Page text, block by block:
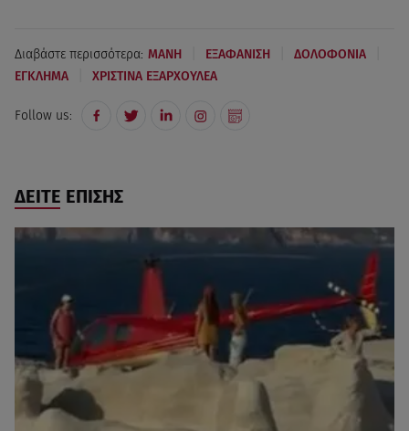
Διαβάστε περισσότερα: ΜΑΝΗ ΕΞΑΦΑΝΙΣΗ ΔΟΛΟΦΟΝΙΑ
ΕΓΚΛΗΜΑ ΧΡΙΣΤΙΝΑ ΕΞΑΡΧΟΥΛΕΑ
Follow us:
ΔΕΙΤΕ ΕΠΙΣΗΣ